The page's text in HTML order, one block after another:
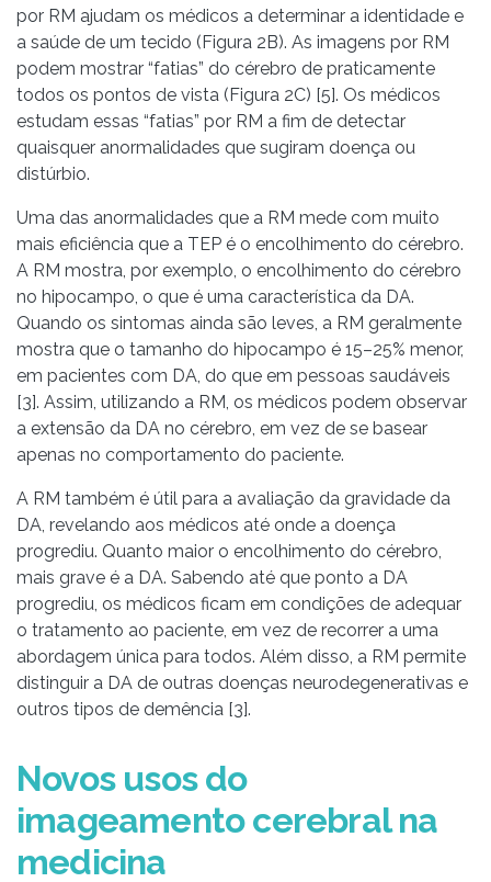
por RM ajudam os médicos a determinar a identidade e
a saúde de um tecido (Figura 2B). As imagens por RM
podem mostrar “fatias” do cérebro de praticamente
todos os pontos de vista (Figura 2C) [5]. Os médicos
estudam essas “fatias” por RM a fim de detectar
quaisquer anormalidades que sugiram doença ou
distúrbio.
Uma das anormalidades que a RM mede com muito
mais eficiência que a TEP é o encolhimento do cérebro.
A RM mostra, por exemplo, o encolhimento do cérebro
no hipocampo, o que é uma característica da DA.
Quando os sintomas ainda são leves, a RM geralmente
mostra que o tamanho do hipocampo é 15–25% menor,
em pacientes com DA, do que em pessoas saudáveis
[3]. Assim, utilizando a RM, os médicos podem observar
a extensão da DA no cérebro, em vez de se basear
apenas no comportamento do paciente.
A RM também é útil para a avaliação da gravidade da
DA, revelando aos médicos até onde a doença
progrediu. Quanto maior o encolhimento do cérebro,
mais grave é a DA. Sabendo até que ponto a DA
progrediu, os médicos ficam em condições de adequar
o tratamento ao paciente, em vez de recorrer a uma
abordagem única para todos. Além disso, a RM permite
distinguir a DA de outras doenças neurodegenerativas e
outros tipos de demência [3].
Novos usos do
imageamento cerebral na
medicina